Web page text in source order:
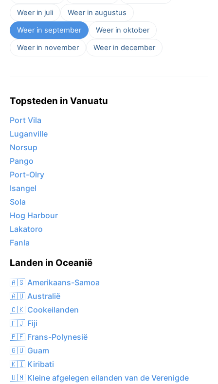
Weer in juli
Weer in augustus
Weer in september
Weer in oktober
Weer in november
Weer in december
Topsteden in Vanuatu
Port Vila
Luganville
Norsup
Pango
Port-Olry
Isangel
Sola
Hog Harbour
Lakatoro
Fanla
Landen in Oceanië
🇦🇸 Amerikaans-Samoa
🇦🇺 Australië
🇨🇰 Cookeilanden
🇫🇯 Fiji
🇵🇫 Frans-Polynesië
🇬🇺 Guam
🇰🇮 Kiribati
🇺🇲 Kleine afgelegen eilanden van de Verenigde